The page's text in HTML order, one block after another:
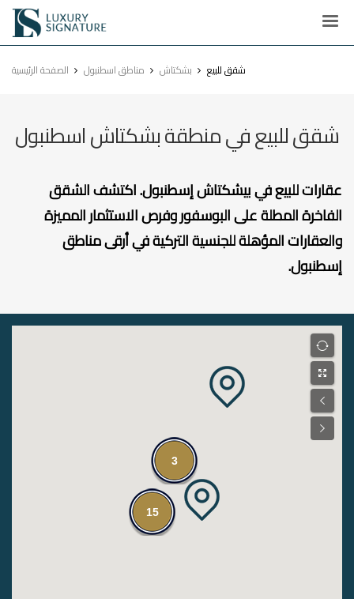
Luxury
Signature
الصفحة الرئيسية مناطق اسطنبول بشكتاش شقق للبيع
شقق للبيع في منطقة بشكتاش اسطنبول
عقارات للبيع في بيشكتاش إسطنبول. اكتشف الشقق
الفاخرة المطلة على البوسفور وفرص الاستثمار المميزة
والعقارات المؤهلة للجنسية التركية في أرقى مناطق
إسطنبول.
3
15